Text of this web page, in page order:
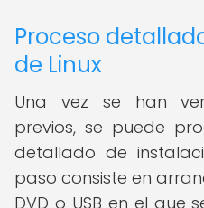
Proceso
de Linux
Una vez se han
previos, se puede
detallado de
paso consiste en
DVD o USB en el que